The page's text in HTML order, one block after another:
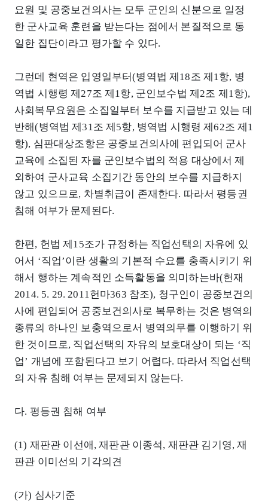
요원 및 공중보건의사는 모두 군인의 신분으로 일정
한 군사교육 훈련을 받는다는 점에서 본질적으로 동
일한 집단이라고 평가할 수 있다.
그런데 현역은 입영일부터(병역법 제18조 제1항, 병
역법 시행령 제27조 제1항, 군인보수법 제2조 제1항),
사회복무요원은 소집일부터 보수를 지급받고 있는 데
반해(병역법 제31조 제5항, 병역법 시행령 제62조 제1
항), 심판대상조항은 공중보건의사에 편입되어 군사
교육에 소집된 자를 군인보수법의 적용 대상에서 제
외하여 군사교육 소집기간 동안의 보수를 지급하지
않고 있으므로, 차별취급이 존재한다. 따라서 평등권
침해 여부가 문제된다.
한편, 헌법 제15조가 규정하는 직업선택의 자유에 있
어서 ‘직업’이란 생활의 기본적 수요를 충족시키기 위
해서 행하는 계속적인 소득활동을 의미하는바(헌재
2014. 5. 29. 2011헌마363 참조), 청구인이 공중보건의
사에 편입되어 공중보건의사로 복무하는 것은 병역의
종류의 하나인 보충역으로서 병역의무를 이행하기 위
한 것이므로, 직업선택의 자유의 보호대상이 되는 ‘직
업’ 개념에 포함된다고 보기 어렵다. 따라서 직업선택
의 자유 침해 여부는 문제되지 않는다.
다. 평등권 침해 여부
(1) 재판관 이선애, 재판관 이종석, 재판관 김기영, 재
판관 이미선의 기각의견
(가) 심사기준